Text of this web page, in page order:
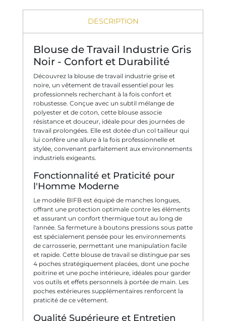
DESCRIPTION
Blouse de Travail Industrie Gris
Noir - Confort et Durabilité
Découvrez la blouse de travail industrie grise et
noire, un vêtement de travail essentiel pour les
professionnels recherchant à la fois confort et
robustesse. Conçue avec un subtil mélange de
polyester et de coton, cette blouse associe
résistance et douceur, idéale pour des journées de
travail prolongées. Elle est dotée d'un col tailleur qui
lui confère une allure à la fois professionnelle et
stylée, convenant parfaitement aux environnements
industriels exigeants.
Fonctionnalité et Praticité pour
l'Homme Moderne
Le modèle BIFB est équipé de manches longues,
offrant une protection optimale contre les éléments
et assurant un confort thermique tout au long de
l'année. Sa fermeture à boutons pressions sous patte
est spécialement pensée pour les environnements
de carrosserie, permettant une manipulation facile
et rapide. Cette blouse de travail se distingue par ses
4 poches stratégiquement placées, dont une poche
poitrine et une poche intérieure, idéales pour garder
vos outils et effets personnels à portée de main. Les
poches extérieures supplémentaires renforcent la
praticité de ce vêtement.
Qualité Supérieure et Entretien